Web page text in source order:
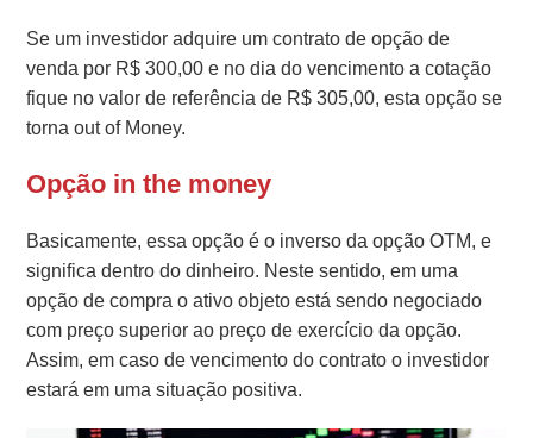
Se um investidor adquire um contrato de opção de
venda por R$ 300,00 e no dia do vencimento a cotação
fique no valor de referência de R$ 305,00, esta opção se
torna out of Money.
Opção in the money
Basicamente, essa opção é o inverso da opção OTM, e
significa dentro do dinheiro. Neste sentido, em uma
opção de compra o ativo objeto está sendo negociado
com preço superior ao preço de exercício da opção.
Assim, em caso de vencimento do contrato o investidor
estará em uma situação positiva.